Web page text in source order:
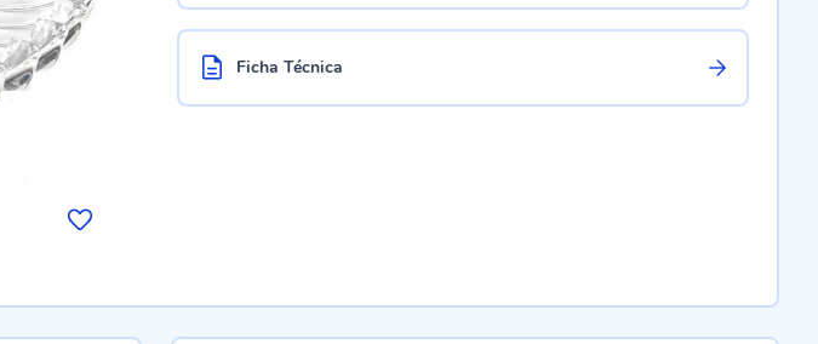
Ficha Técnica